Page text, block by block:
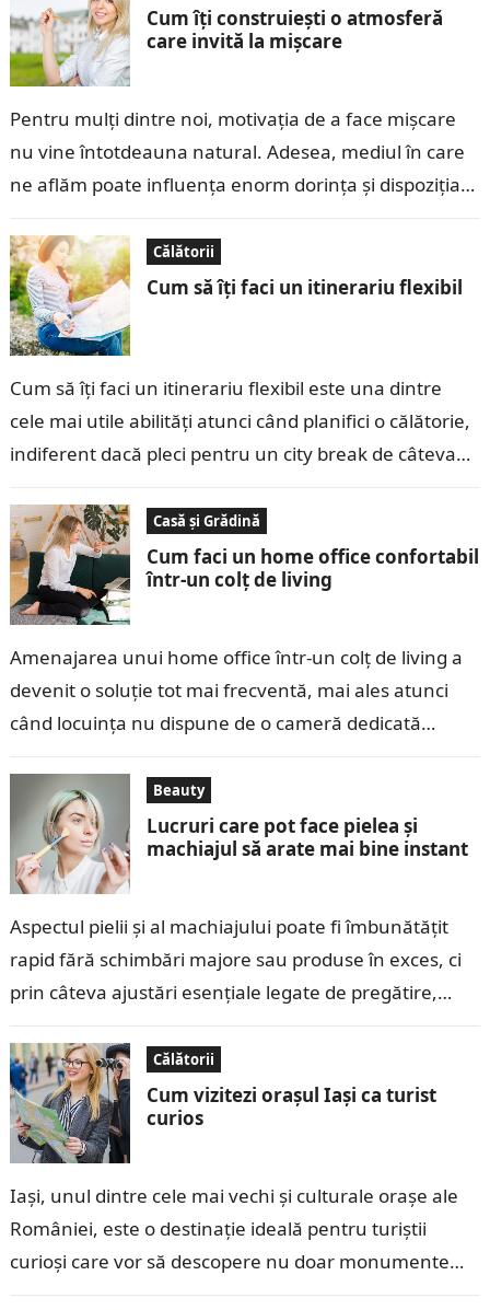
Cum îți construiești o atmosferă
care invită la mișcare
Pentru mulți dintre noi, motivația de a face mișcare
nu vine întotdeauna natural. Adesea, mediul în care
ne aflăm poate influența enorm dorința și dispoziția
Călătorii
Cum să îți faci un itinerariu flexibil
Cum să îți faci un itinerariu flexibil este una dintre
cele mai utile abilități atunci când planifici o călătorie,
indiferent dacă pleci pentru un city break de câteva…
Casă și Grădină
Cum faci un home office confortabil
într-un colț de living
Amenajarea unui home office într-un colț de living a
devenit o soluție tot mai frecventă, mai ales atunci
când locuința nu dispune de o cameră dedicată
Beauty
Lucruri care pot face pielea și
machiajul să arate mai bine instant
Aspectul pielii și al machiajului poate fi îmbunătățit
rapid fără schimbări majore sau produse în exces, ci
prin câteva ajustări esențiale legate de pregătire,
Călătorii
Cum vizitezi orașul Iași ca turist
curios
Iași, unul dintre cele mai vechi și culturale orașe ale
României, este o destinație ideală pentru turiștii
curioși care vor să descopere nu doar monumente